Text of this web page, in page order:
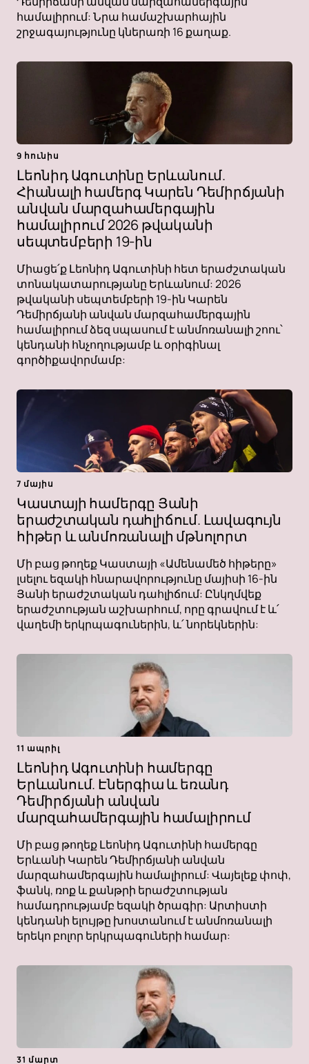
համալիրում: Նրա համաշխարհային
շրջագայությունը կներառի 16 քաղաք.
9 հունիս
Լեոնիդ Ագուտինը Երևանում.
Հիանալի համերգ Կարեն Դեմիրճյանի
անվան մարզահամերգային
համալիրում 2026 թվականի
սեպտեմբերի 19-ին
Միացե՛ք Լեոնիդ Ագուտինի հետ երաժշտական ​​
տոնակատարությանը Երևանում: 2026
թվականի սեպտեմբերի 19-ին Կարեն
Դեմիրճյանի անվան մարզահամերգային
համալիրում ձեզ սպասում է անմոռանալի շոու՝
կենդանի հնչողությամբ և օրիգինալ
գործիքավորմամբ:
7 մայիս
Կաստայի համերգը Յանի
երաժշտական ​​դահլիճում. Լավագույն
հիթեր և անմոռանալի մթնոլորտ
Մի բաց թողեք Կաստայի «Ամենամեծ հիթերը»
լսելու եզակի հնարավորությունը մայիսի 16-ին
Յանի երաժշտական ​​դահլիճում: Ընկղմվեք
երաժշտության աշխարհում, որը գրավում է և՛
վաղեմի երկրպագուներին, և՛ նորեկներին:
11 ապրիլ
Լեոնիդ Ագուտինի համերգը
Երևանում. Էներգիա և եռանդ
Դեմիրճյանի անվան
մարզահամերգային համալիրում
Մի բաց թողեք Լեոնիդ Ագուտինի համերգը
Երևանի Կարեն Դեմիրճյանի անվան
մարզահամերգային համալիրում: Վայելեք փոփ,
ֆանկ, ռոք և քանթրի երաժշտության
համադրությամբ եզակի ծրագիր: Արտիստի
կենդանի ելույթը խոստանում է անմոռանալի
երեկո բոլոր երկրպագուների համար:
31 մարտ